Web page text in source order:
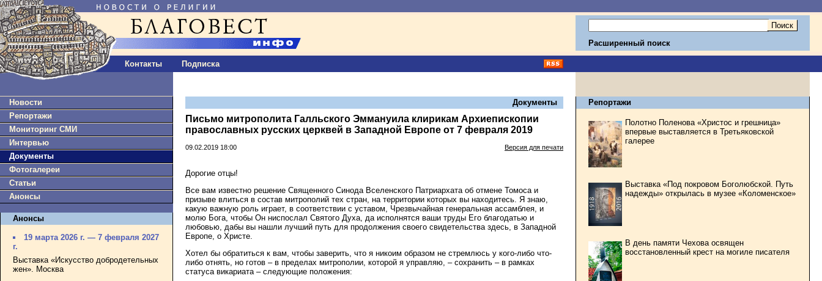
Контакты Подписка
Расширенный поиск
Новости
Репортажи
Мониторинг СМИ
Интервью
Документы
Фотогалереи
Статьи
Анонсы
Анонсы
19 марта 2026 г. — 7 февраля 2027
г.
Выставка «Искусство добродетельных
жен». Москва
Документы
Письмо митрополита Галльского Эммануила клирикам Архиепископии
православных русских церквей в Западной Европе от 7 февраля 2019
09.02.2019 18:00 Версия для печати
Дорогие отцы!
Все вам известно решение Священного Синода Вселенского Патриархата об отмене Томоса и
призыве влиться в состав митрополий тех стран, на территории которых вы находитесь. Я знаю,
какую важную роль играет, в соответствии с уставом, Чрезвычайная генеральная ассамблея, и
молю Бога, чтобы Он ниспослал Святого Духа, да исполнятся ваши труды Его благодатью и
любовью, дабы вы нашли лучший путь для продолжения своего свидетельства здесь, в Западной
Европе, о Христе.
Хотел бы обратиться к вам, чтобы заверить, что я никоим образом не стремлюсь у кого-либо что-
либо отнять, но готов – в пределах митрополии, которой я управляю, – сохранить – в рамках
статуса викариата – следующие положения:
Репортажи
Полотно Поленова «Христос и грешница»
впервые выставляется в Третьяковской
галерее
Выставка «Под покровом Боголюбской. Путь
надежды» открылась в музее «Коломенское»
В день памяти Чехова освящен
восстановленный крест на могиле писателя